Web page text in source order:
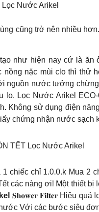
Nước Arikel
cũng trở nên nhiều
như hiện nay cứ là ăn
nặc mùi clo thì thử
nguồn nước tưởng
Lọc Nước Arikel
Không sử dụng điện
chứng nhận nước sạch
TẾT Lọc Nước Arikel
1 chiếc chỉ 1.0.0.k Mua
các nàng ơi! Một thiết
𝐒𝐡𝐨𝐰𝐞𝐫 𝐅𝐢𝐥𝐭𝐞𝐫 Hiệu
Với các bước siêu